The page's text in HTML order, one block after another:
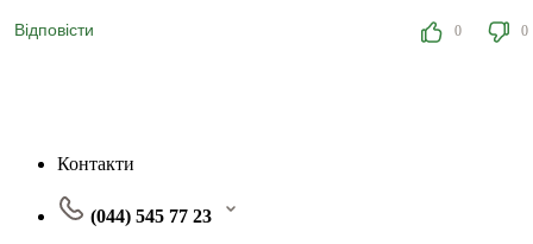
Відповісти 0 0
Контакти
(044) 545 77 23